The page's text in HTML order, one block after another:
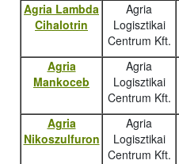
Agria Lambda
Cihalotrin
Agria
Logisztikai
Centrum Kft.
Agria
Mankoceb
Agria
Logisztikai
Centrum Kft.
Agria
Nikoszulfuron
Agria
Logisztikai
Centrum Kft.